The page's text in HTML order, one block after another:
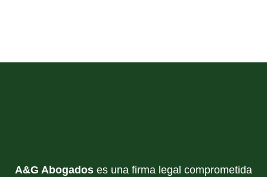
A&G Abogados es una firma legal comprometida